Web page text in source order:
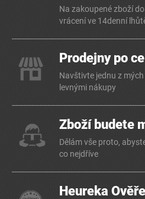
Na zakoupené zboží
vrácení ve 14denní
Prodejny po
Navštivte jednu z
levnými nákupy
Zboží budete
Dělám vše proto,
co nejdříve
Heureka